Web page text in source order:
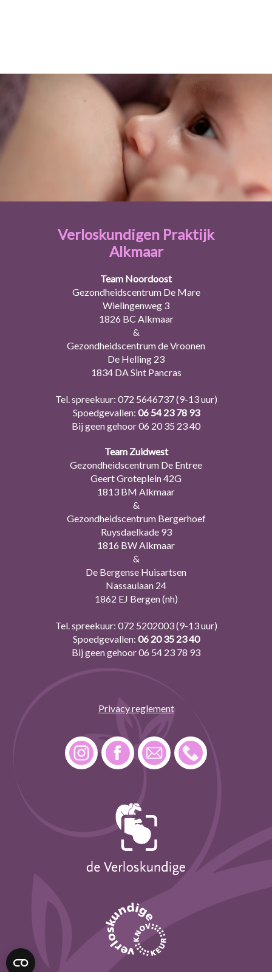
Verloskundigen Praktijk
Alkmaar
Team Noordoost
Gezondheidscentrum De Mare
Wielingenweg 3
1826 BC Alkmaar
&
Gezondheidscentrum de Vroonen
De Helling 23
1834 DA Sint Pancras
Tel. spreekuur: 072 5646737(9-13 uur)
Spoedgevallen: 06 54 23 78 93
Bij geen gehoor06 20 35 23 40
Team Zuidwest
Gezondheidscentrum De Entree
Geert Groteplein 42G
1813 BM Alkmaar
&
Gezondheidscentrum Bergerhoef
Ruysdaelkade 93
1816 BW Alkmaar
&
De Bergense Huisartsen
Nassaulaan 24
1862 EJ Bergen (nh)
Tel. spreekuur: 072 5202003(9-13 uur)
Spoedgevallen: 06 20 35 23 40
Bij geen gehoor06 54 23 78 93
Privacy reglement